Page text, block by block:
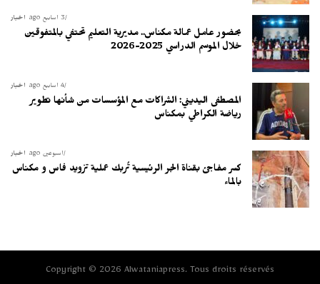
أخبار 3 أسابيع ago
بحضور عامل عمالة مكناس.. مديرية التعليم تحتفي بالمتفوقين
خلال الموسم الدراسي 2025-2026
أخبار 4 أسابيع ago
المصطفى اليديني: الشراكات مع المؤسسات من شأنها تطوير
رياضة الكراطي بمكناس
أخبار أسبوعين ago
كسر مفاجئ بقناة الجر الرئيسية تُربك عملية تزويد فاس و مكناس
بالماء
Copyright © 2026 Alwataniapress. Tous droits réservés